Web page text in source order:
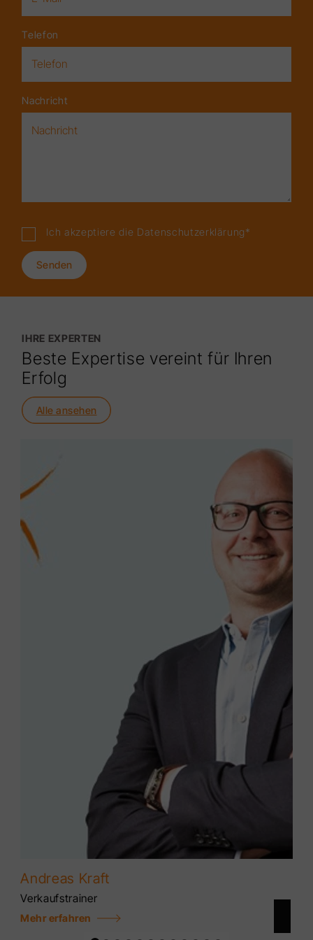
Telefon
Nachricht
Ich akzeptiere die Datenschutzerklärung*
Senden
IHRE EXPERTEN
Beste Expertise vereint für Ihren
Erfolg
Alle ansehen
Andreas Kraft
Verkaufstrainer
Mehr erfahren